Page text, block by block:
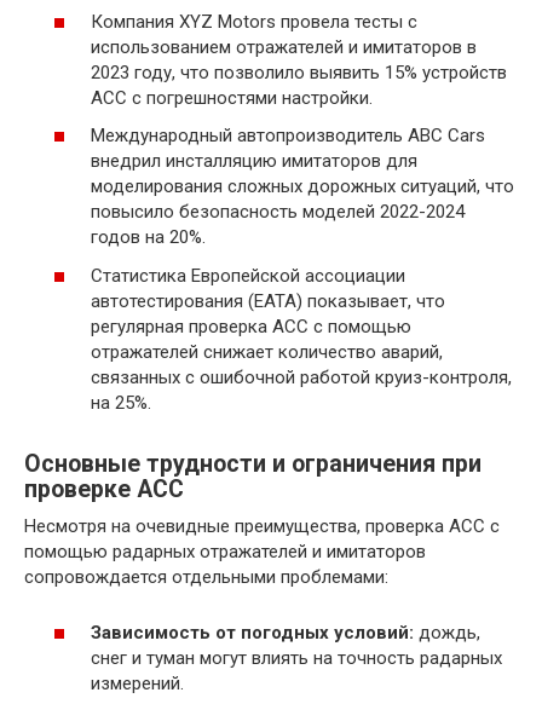
Компания XYZ Motors провела тесты с
использованием отражателей и имитаторов в
2023 году, что позволило выявить 15% устройств
ACC с погрешностями настройки.
Международный автопроизводитель ABC Cars
внедрил инсталляцию имитаторов для
моделирования сложных дорожных ситуаций, что
повысило безопасность моделей 2022-2024
годов на 20%.
Статистика Европейской ассоциации
автотестирования (EATA) показывает, что
регулярная проверка ACC с помощью
отражателей снижает количество аварий,
связанных с ошибочной работой круиз-контроля,
на 25%.
Основные трудности и ограничения при
проверке ACC
Несмотря на очевидные преимущества, проверка ACC с
помощью радарных отражателей и имитаторов
сопровождается отдельными проблемами:
Зависимость от погодных условий: дождь,
снег и туман могут влиять на точность радарных
измерений.